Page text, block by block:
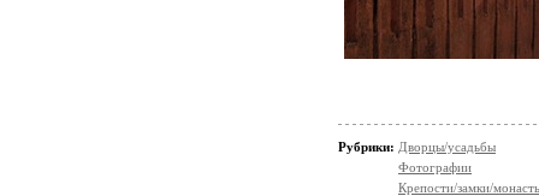
Рубрики: Дворцы/усадьбы
Фотографии
Крепости/замки/